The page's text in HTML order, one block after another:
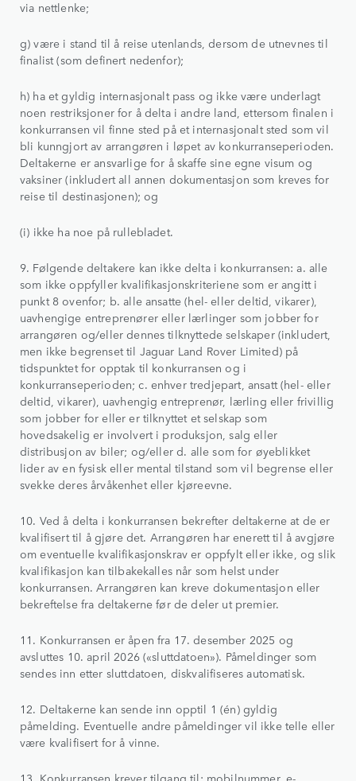
via nettlenke;
g) være i stand til å reise utenlands, dersom de utnevnes til
finalist (som definert nedenfor);
h) ha et gyldig internasjonalt pass og ikke være underlagt
noen restriksjoner for å delta i andre land, ettersom finalen i
konkurransen vil finne sted på et internasjonalt sted som vil
bli kunngjort av arrangøren i løpet av konkurranseperioden.
Deltakerne er ansvarlige for å skaffe sine egne visum og
vaksiner (inkludert all annen dokumentasjon som kreves for
reise til destinasjonen); og
(i) ikke ha noe på rullebladet.
9. Følgende deltakere kan ikke delta i konkurransen: a. alle
som ikke oppfyller kvalifikasjonskriteriene som er angitt i
punkt 8 ovenfor; b. alle ansatte (hel- eller deltid, vikarer),
uavhengige entreprenører eller lærlinger som jobber for
arrangøren og/eller dennes tilknyttede selskaper (inkludert,
men ikke begrenset til Jaguar Land Rover Limited) på
tidspunktet for opptak til konkurransen og i
konkurranseperioden; c. enhver tredjepart, ansatt (hel- eller
deltid, vikarer), uavhengig entreprenør, lærling eller frivillig
som jobber for eller er tilknyttet et selskap som
hovedsakelig er involvert i produksjon, salg eller
distribusjon av biler; og/eller d. alle som for øyeblikket
lider av en fysisk eller mental tilstand som vil begrense eller
svekke deres årvåkenhet eller kjøreevne.
10. Ved å delta i konkurransen bekrefter deltakerne at de er
kvalifisert til å gjøre det. Arrangøren har enerett til å avgjøre
om eventuelle kvalifikasjonskrav er oppfylt eller ikke, og slik
kvalifikasjon kan tilbakekalles når som helst under
konkurransen. Arrangøren kan kreve dokumentasjon eller
bekreftelse fra deltakerne før de deler ut premier.
11. Konkurransen er åpen fra 17. desember 2025 og
avsluttes 10. april 2026 («sluttdatoen»). Påmeldinger som
sendes inn etter sluttdatoen, diskvalifiseres automatisk.
12. Deltakerne kan sende inn opptil 1 (én) gyldig
påmelding. Eventuelle andre påmeldinger vil ikke telle eller
være kvalifisert for å vinne.